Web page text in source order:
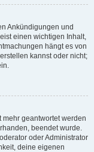
Ankündigungen und
einen wichtigen Inhalt,
hängt es von
kannst oder nicht;
geantwortet werden
beendet wurde.
oder Administrator
deine eigenen